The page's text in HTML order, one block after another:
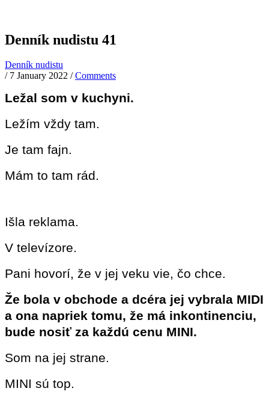
Denník nudistu 41
Denník nudistu
/ 7 January 2022 /Comments
Ležal som v kuchyni.
Ležím vždy tam.
Je tam fajn.
Mám to tam rád.
Išla reklama.
V televízore.
Pani hovorí, že v jej veku vie, čo chce.
Že bola v obchode a dcéra jej vybrala MIDI
a ona napriek tomu, že má inkontinenciu,
bude nosiť za každú cenu MINI.
Som na jej strane.
MINI sú top.